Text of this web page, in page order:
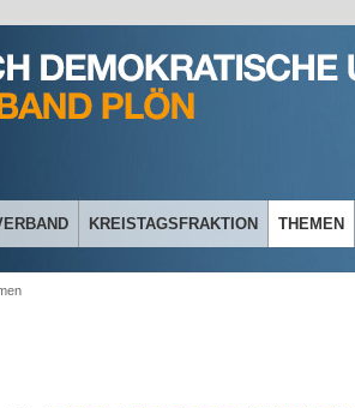
KREISTAGSFRAKTION THEMEN